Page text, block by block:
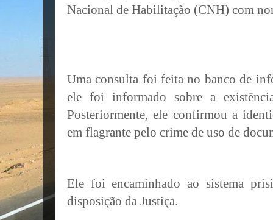
Nacional de Habilitação (CNH) com
Uma consulta foi feita no banco de
ele foi informado sobre a
Posteriormente, ele confirmou a
em flagrante pelo crime de uso de
Ele foi encaminhado ao sistema
disposição da Justiça.